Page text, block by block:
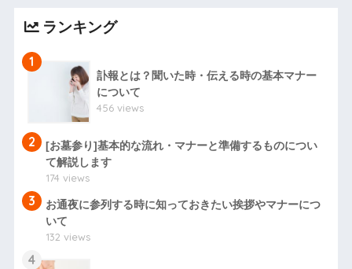
ランキング
1
訃報とは？聞いた時・伝える時の基本マナー
について
456 views
2
[お墓参り]基本的な流れ・マナーと準備するものについ
て解説します
174 views
3
お通夜に参列する時に知っておきたい挨拶やマナーにつ
いて
132 views
4